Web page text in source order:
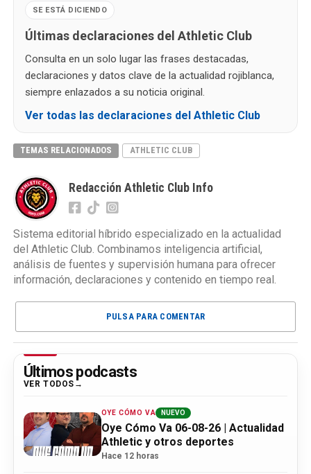
SE ESTÁ DICIENDO
Últimas declaraciones del Athletic Club
Consulta en un solo lugar las frases destacadas,
declaraciones y datos clave de la actualidad rojiblanca,
siempre enlazados a su noticia original.
Ver todas las declaraciones del Athletic Club
TEMAS RELACIONADOS ATHLETIC CLUB
Redacción Athletic Club Info
Sistema editorial híbrido especializado en la actualidad
del Athletic Club. Combinamos inteligencia artificial,
análisis de fuentes y supervisión humana para ofrecer
información, declaraciones y contenido en tiempo real.
PULSA PARA COMENTAR
Últimos podcasts
VER TODOS
OYE CÓMO VA NUEVO
Oye Cómo Va 06-08-26 | Actualidad
Athletic y otros deportes
Hace 12 horas